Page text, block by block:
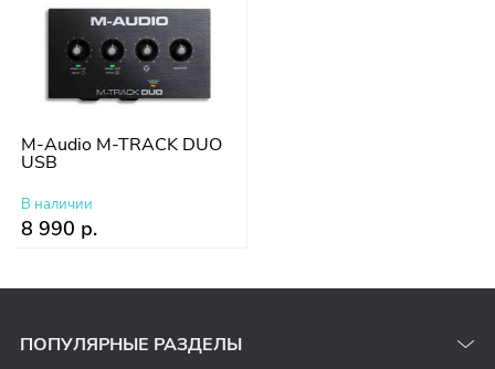
M-Audio M-TRACK DUO
USB
В наличии
8 990 р.
ПОПУЛЯРНЫЕ РАЗДЕЛЫ